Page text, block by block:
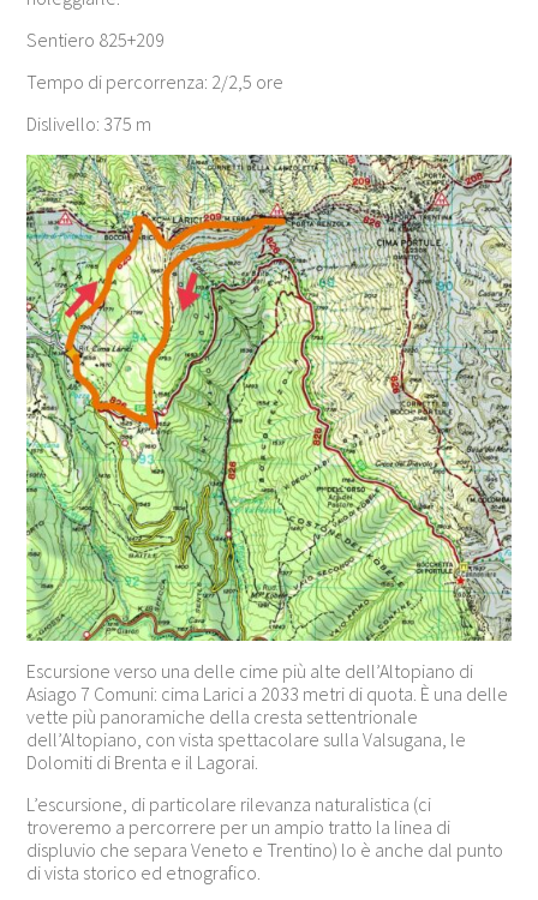
Sentiero 825+209
Tempo di percorrenza: 2/2,5 ore
Dislivello: 375 m
Escursione verso una delle cime più alte dell’Altopiano di
Asiago 7 Comuni: cima Larici a 2033 metri di quota. È una delle
vette più panoramiche della cresta settentrionale
dell’Altopiano, con vista spettacolare sulla Valsugana, le
Dolomiti di Brenta e il Lagorai.
L’escursione, di particolare rilevanza naturalistica (ci
troveremo a percorrere per un ampio tratto la linea di
displuvio che separa Veneto e Trentino) lo è anche dal punto
di vista storico ed etnografico.